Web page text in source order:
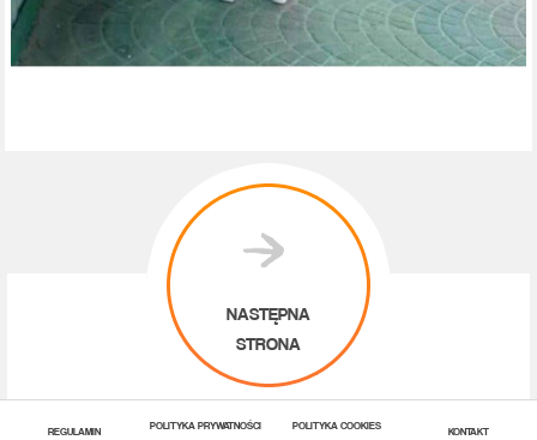
NASTĘPNA
STRONA
REGULAMIN POLITYKA PRYWATNOŚCI POLITYKA COOKIES KONTAKT